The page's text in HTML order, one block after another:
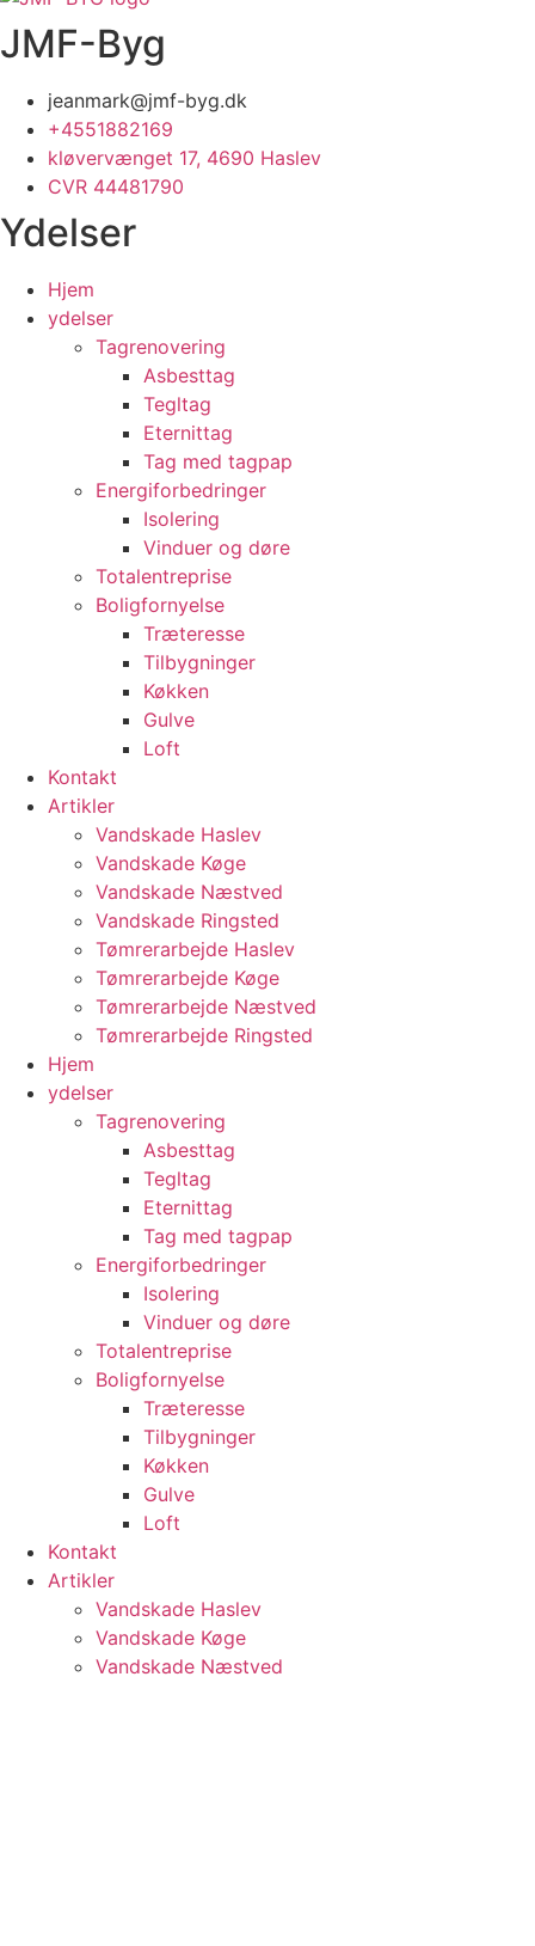
JMF-Byg
jeanmark@jmf-byg.dk
+4551882169
kløvervænget 17, 4690 Haslev
CVR 44481790
Ydelser
Hjem
ydelser
Tagrenovering
Asbesttag
Tegltag
Eternittag
Tag med tagpap
Energiforbedringer
Isolering
Vinduer og døre
Totalentreprise
Boligfornyelse
Træteresse
Tilbygninger
Køkken
Gulve
Loft
Kontakt
Artikler
Vandskade Haslev
Vandskade Køge
Vandskade Næstved
Vandskade Ringsted
Tømrerarbejde Haslev
Tømrerarbejde Køge
Tømrerarbejde Næstved
Tømrerarbejde Ringsted
Hjem
ydelser
Tagrenovering
Asbesttag
Tegltag
Eternittag
Tag med tagpap
Energiforbedringer
Isolering
Vinduer og døre
Totalentreprise
Boligfornyelse
Træteresse
Tilbygninger
Køkken
Gulve
Loft
Kontakt
Artikler
Vandskade Haslev
Vandskade Køge
Vandskade Næstved